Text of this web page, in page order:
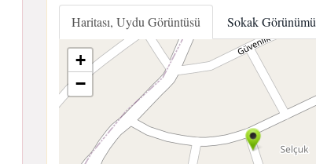
Haritası, Uydu Görüntüsü Sokak Görünümü
+
−